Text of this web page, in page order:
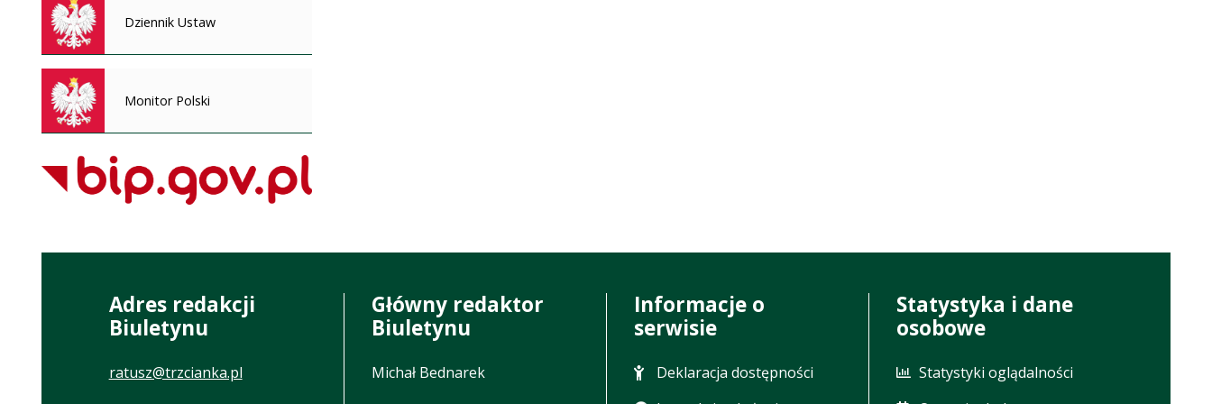
Dziennik Ustaw
Monitor Polski
Adres redakcji
Biuletynu
ratusz@trzcianka.pl
Główny redaktor
Biuletynu
Michał Bednarek
Informacje o
serwisie
Deklaracja dostępności
Statystyka i dane
osobowe
Statystyki oglądalności